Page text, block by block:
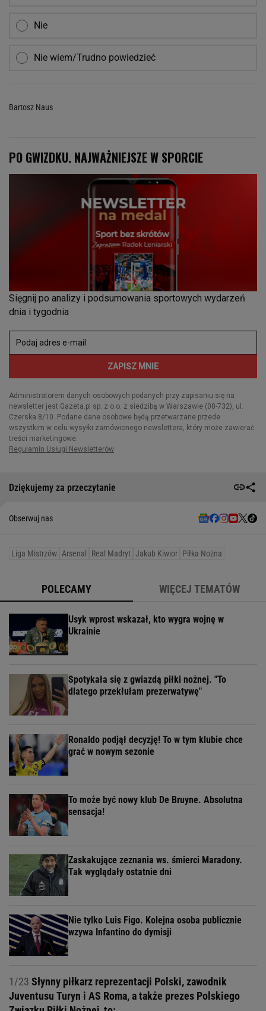
Nie
Nie wiem/Trudno powiedzieć
Bartosz Naus
Dziękujemy za przeczytanie
Obserwuj nas
Liga Mistrzów Arsenal Real Madryt Jakub Kiwior Piłka Nożna
POLECAMY WIĘCEJ TEMATÓW
Usyk wprost wskazał, kto wygra wojnę w
Ukrainie
Spotykała się z gwiazdą piłki nożnej. "To
dlatego przekłułam prezerwatywę"
Ronaldo podjął decyzję! To w tym klubie chce
grać w nowym sezonie
To może być nowy klub De Bruyne. Absolutna
sensacja!
Zaskakujące zeznania ws. śmierci Maradony.
Tak wyglądały ostatnie dni
Nie tylko Luis Figo. Kolejna osoba publicznie
wzywa Infantino do dymisji
1/23 Słynny piłkarz reprezentacji Polski, zawodnik
Juventusu Turyn i AS Roma, a także prezes Polskiego